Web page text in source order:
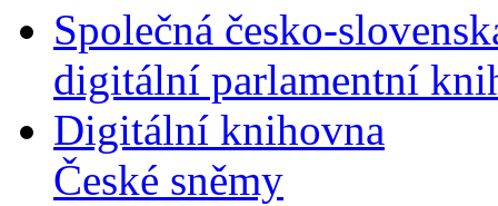
Společná česko-
digitální parlamentní
Digitální knihovna
České sněmy